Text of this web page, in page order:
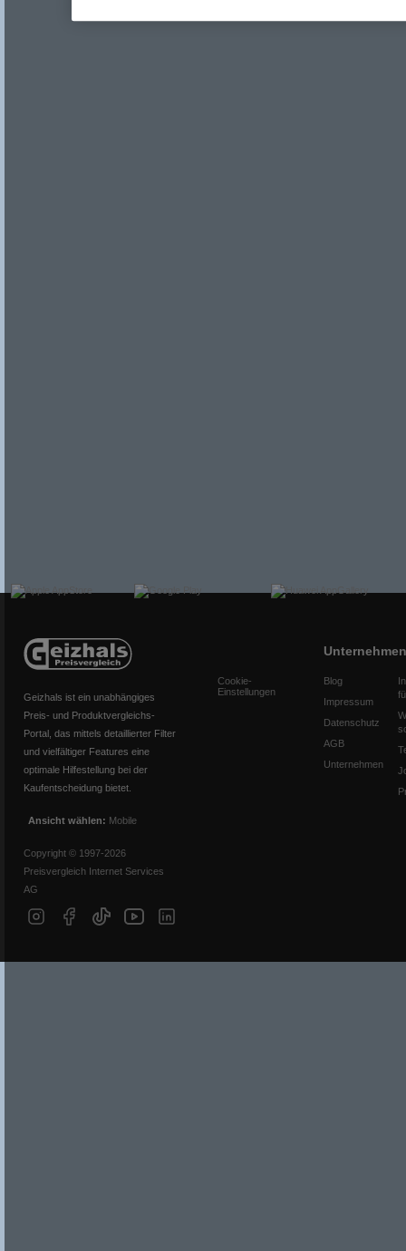
Geizhals ist ein unabhängiges
Preis- und Produktvergleichs-
Portal, das mittels detaillierter Filter
und vielfältiger Features eine
optimale Hilfestellung bei der
Kaufentscheidung bietet.
Ansicht wählen: Mobile
Copyright © 1997-2026
Preisvergleich Internet Services
AG
Cookie-
Einstellungen
Unternehmen
Blog
Impressum
Datenschutz
AGB
Unternehmen